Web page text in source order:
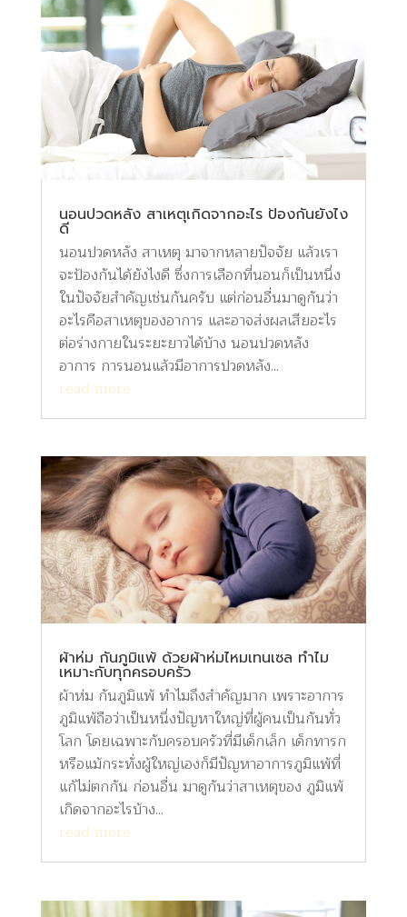
นอนปวดหลัง สาเหตุเกิดจากอะไร ป้องกันยังไง
ดี
นอนปวดหลัง สาเหตุ มาจากหลายปัจจัย แล้วเรา
จะป้องกันได้ยังไงดี ซึ่งการเลือกที่นอนก็เป็นหนึ่ง
ในปัจจัยสำคัญเช่นกันครับ แต่ก่อนอื่นมาดูกันว่า
อะไรคือสาเหตุของอาการ และอาจส่งผลเสียอะไร
ต่อร่างกายในระยะยาวได้บ้าง นอนปวดหลัง
อาการ การนอนแล้วมีอาการปวดหลัง...
read more
ผ้าห่ม กันภูมิแพ้ ด้วยผ้าห่มไหมเทนเซล ทำไม
เหมาะกับทุกครอบครัว
ผ้าห่ม กันภูมิแพ้ ทำไมถึงสำคัญมาก เพราะอาการ
ภูมิแพ้ถือว่าเป็นหนึ่งปัญหาใหญ่ที่ผู้คนเป็นกันทั่ว
โลก โดยเฉพาะกับครอบครัวที่มีเด็กเล็ก เด็กทารก
หรือแม้กระทั่งผู้ใหญ่เองก็มีปัญหาอาการภูมิแพ้ที่
แก้ไม่ตกกัน ก่อนอื่น มาดูกันว่าสาเหตุของ ภูมิแพ้
เกิดจากอะไรบ้าง...
read more